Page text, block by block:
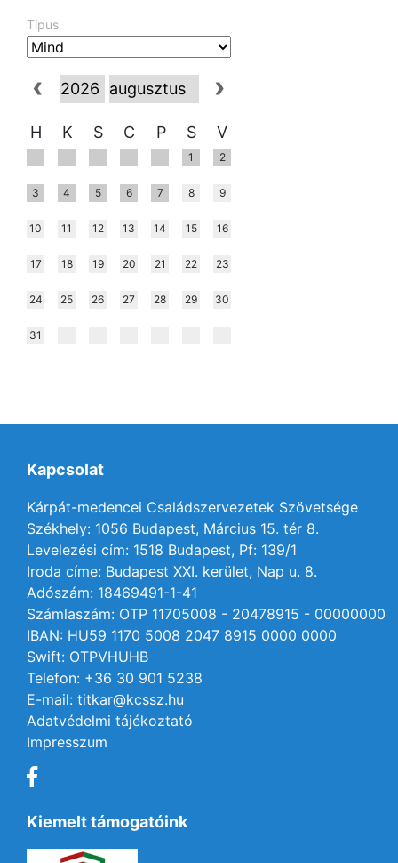
Típus
H K S C P S V
1 2
3 4 5 6 7 8 9
10 11 12 13 14 15 16
17 18 19 20 21 22 23
24 25 26 27 28 29 30
31
Kapcsolat
Kárpát-medencei Családszervezetek Szövetsége
Székhely: 1056 Budapest, Március 15. tér 8.
Levelezési cím: 1518 Budapest, Pf: 139/1
Iroda címe: Budapest XXI. kerület, Nap u. 8.
Adószám: 18469491-1-41
Számlaszám: OTP 11705008 - 20478915 - 00000000
IBAN: HU59 1170 5008 2047 8915 0000 0000
Swift: OTPVHUHB
Telefon: +36 30 901 5238
E-mail: titkar@kcssz.hu
Adatvédelmi tájékoztató
Impresszum
Kiemelt támogatóink